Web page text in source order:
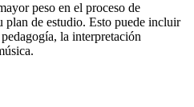
peso en el proceso de
plan de estudio. Esto puede incluir
la interpretación